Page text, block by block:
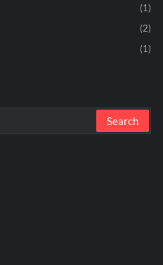
(1)
(2)
(1)